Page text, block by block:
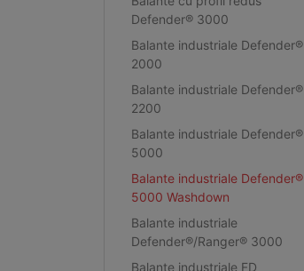
Defender® 3000
Balante industriale Defender®
2000
Balante industriale Defender®
2200
Balante industriale Defender®
5000
Balante industriale Defender®
5000 Washdown
Balante industriale
Defender®/Ranger® 3000
Balante industriale FD